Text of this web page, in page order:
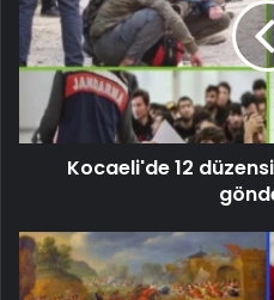
Kocaeli'de 12